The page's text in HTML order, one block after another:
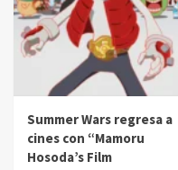
Summer Wars regresa a
cines con “Mamoru
Hosoda’s Film